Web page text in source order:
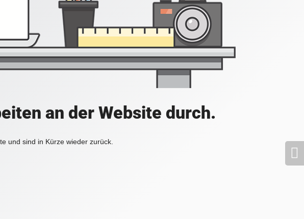
an der Website durch.
und sind in Kürze wieder zurück.